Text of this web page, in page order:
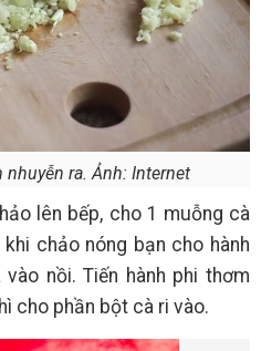
nhuyễn ra. Ảnh: Internet
lên bếp, cho 1 muỗng cà
chảo nóng bạn cho hành
nồi. Tiến hành phi thơm
cho phần bột cà ri vào.